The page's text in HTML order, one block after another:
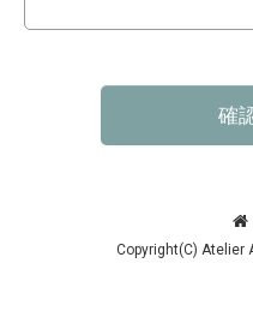
確
Copyright(C) Atelier